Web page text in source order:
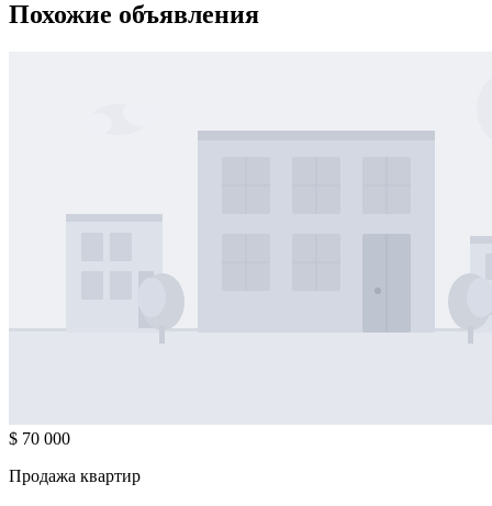
Похожие объявления
$ 70 000
Продажа квартир